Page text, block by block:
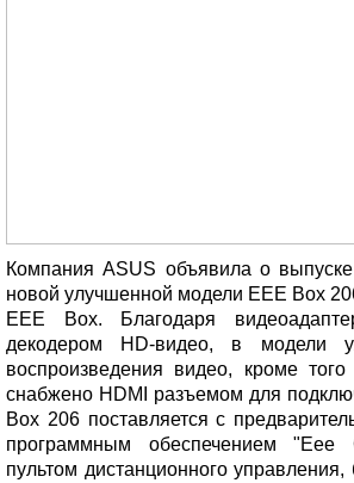
Компания ASUS объявила о
новой улучшенной модели EEE Box
EEE Box. Благодаря
декодером HD-видео, в модели
воспроизведения видео, кроме того
снабжено HDMI разъемом для
Box 206 поставляется с
программным обеспечением
пультом дистанционного управления,